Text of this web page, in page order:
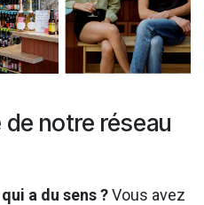
de notre réseau
a du sens ?Vous avez